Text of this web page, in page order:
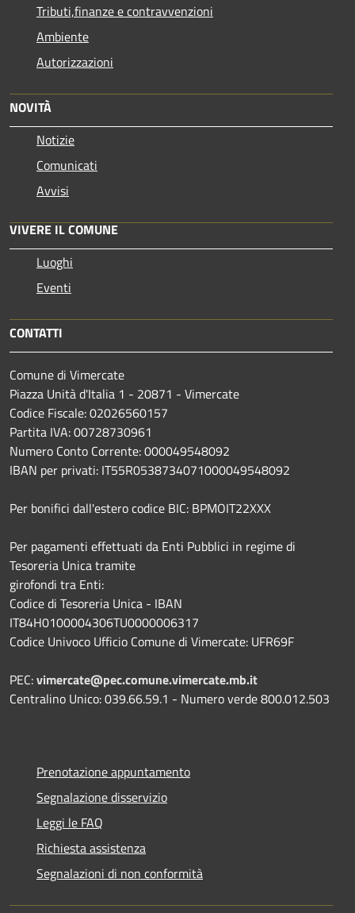
Tributi,finanze e contravvenzioni
Ambiente
Autorizzazioni
NOVITÀ
Notizie
Comunicati
Avvisi
VIVERE IL COMUNE
Luoghi
Eventi
CONTATTI
Comune di Vimercate
Piazza Unità d'Italia 1 - 20871 - Vimercate
Codice Fiscale: 02026560157
Partita IVA: 00728730961
Numero Conto Corrente: 000049548092
IBAN per privati: IT55R0538734071000049548092
Per bonifici dall'estero codice BIC: BPMOIT22XXX
Per pagamenti effettuati da Enti Pubblici in regime di
Tesoreria Unica tramite
girofondi tra Enti:
Codice di Tesoreria Unica - IBAN
IT84H0100004306TU0000006317
Codice Univoco Ufficio Comune di Vimercate: UFR69F
PEC:vimercate@pec.comune.vimercate.mb.it
Centralino Unico: 039.66.59.1 - Numero verde 800.012.503
Prenotazione appuntamento
Segnalazione disservizio
Leggi le FAQ
Richiesta assistenza
Segnalazioni di non conformità